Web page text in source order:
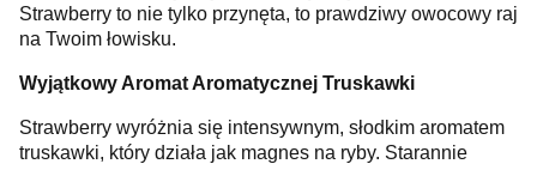
Strawberry to nie tylko przynęta, to prawdziwy owocowy raj
na Twoim łowisku.
Wyjątkowy Aromat Aromatycznej Truskawki
Strawberry wyróżnia się intensywnym, słodkim aromatem
truskawki, który działa jak magnes na ryby. Starannie